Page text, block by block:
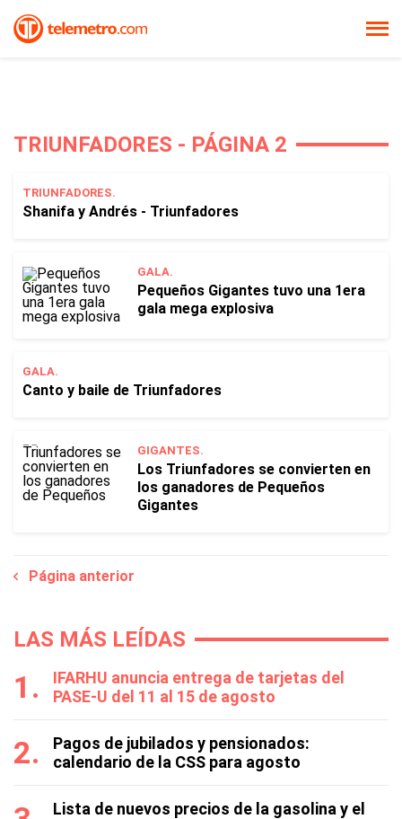
TRIUNFADORES - PÁGINA 2
TRIUNFADORES.
Shanifa y Andrés - Triunfadores
GALA.
Pequeños Gigantes tuvo una 1era
gala mega explosiva
GALA.
Canto y baile de Triunfadores
GIGANTES.
Los Triunfadores se convierten en
los ganadores de Pequeños
Gigantes
Página anterior
LAS MÁS LEÍDAS
IFARHU anuncia entrega de tarjetas del
PASE-U del 11 al 15 de agosto
Pagos de jubilados y pensionados:
calendario de la CSS para agosto
Lista de nuevos precios de la gasolina y el